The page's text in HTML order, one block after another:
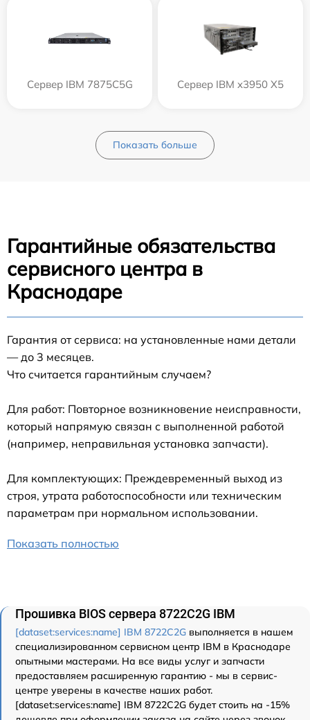
Сервер IBM 7875C5G Сервер IBM x3950 X5
Показать больше
Гарантийные обязательства
сервисного центра в
Краснодаре
Гарантия от сервиса: на установленные нами детали
— до 3 месяцев.
Что считается гарантийным случаем?
Для работ: Повторное возникновение неисправности,
который напрямую связан с выполненной работой
(например, неправильная установка запчасти).
Для комплектующих: Преждевременный выход из
строя, утрата работоспособности или техническим
параметрам при нормальном использовании.
Показать полностью
Прошивка BIOS сервера 8722C2G IBM
[dataset:services:name] IBM 8722C2G выполняется в нашем
специализированном сервисном центр IBM в Краснодаре
опытными мастерами. На все виды услуг и запчасти
предоставляем расширенную гарантию - мы в сервис-
центре уверены в качестве наших работ.
[dataset:services:name] IBM 8722C2G будет стоить на -15%